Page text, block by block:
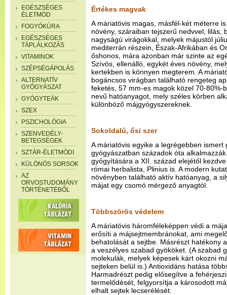
EGÉSZSÉGES
ÉLETMÓD
FOGYÓKÚRA
EGÉSZSÉGES
TÁPLÁLKOZÁS
VITAMINOK
SZÉPSÉGÁPOLÁS
ALTERNATÍV
GYÓGYÁSZAT
GYÓGYTEÁK
SZEX
PSZICHOLÓGIA
SZENVEDÉLY-
BETEGSÉGEK
SZTÁR-ÉLETMÓDI
KÜLÖNÖS SORSOK
AZ
ORVOSTUDOMÁNY
TÖRTÉNETÉBŐL
Értékes magvak
A máriatövis magas, másfél-két méterre
növény, száraiban tejszerű nedvvel, lilás,
nagyságú virágokkal, melyek májustól
mediterrán részein, Észak-Afrikában és
őshonos, mára azonban már szinte az
Szívós, ellenálló, egykét éves növény,
kertekben is könnyen megterem. A
bogáncsos virágban található rengeteg
feketés, 57 mm-es magok közel 70-80%-
nevű hatóanyagot, mely széles körben
különböző májgyógyszereknek.
Sokoldalú, ősi szer
A máriatövis egyike a legrégebben
gyógyászatban századok óta
gyógyítására a XII. század elejétől
római herbalista, Plinius is. A modern
növényben található aktív hatóanyag, a
májat egy csomó mérgező anyagtól.
Többszörös védelem
A máriatövis háromféleképpen védi a
erősíti a májsejtmembránokat, ami
behatolását a sejtbe. Másrészt hatékony
a veszélyes szabad gyököket. (A szabad
molekulák, melyek képesek kárt okozni
sejteken belül is.) Antioxidáns hatása
Harmadrészt pedig elősegítve a
termelődését, felgyorsítja a károsodott
elhalt sejtek lecserélését.